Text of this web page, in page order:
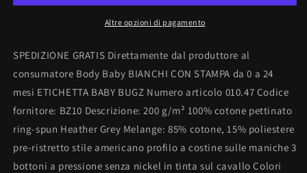
Altre opzioni di pagamento
SPEDIZIONE GRATIS Direttamente dal produttore al
consumatore Body Baby BIANCHI CON STAMPA da 0 a 24
mesi ETICHETTA BABY BUGZ Numero articolo 010.47 Codice
fornitore: BZ10 Descrizione: 200 g/m² 100% cotone pettinato
ring-spun Heather Grey Melange: 85% cotone, 15% poliestere
pre-ristretto stile americano profilo a costine sulle maniche 3
bottoni a pressione senza nickel in tinta sul cavallo Colori